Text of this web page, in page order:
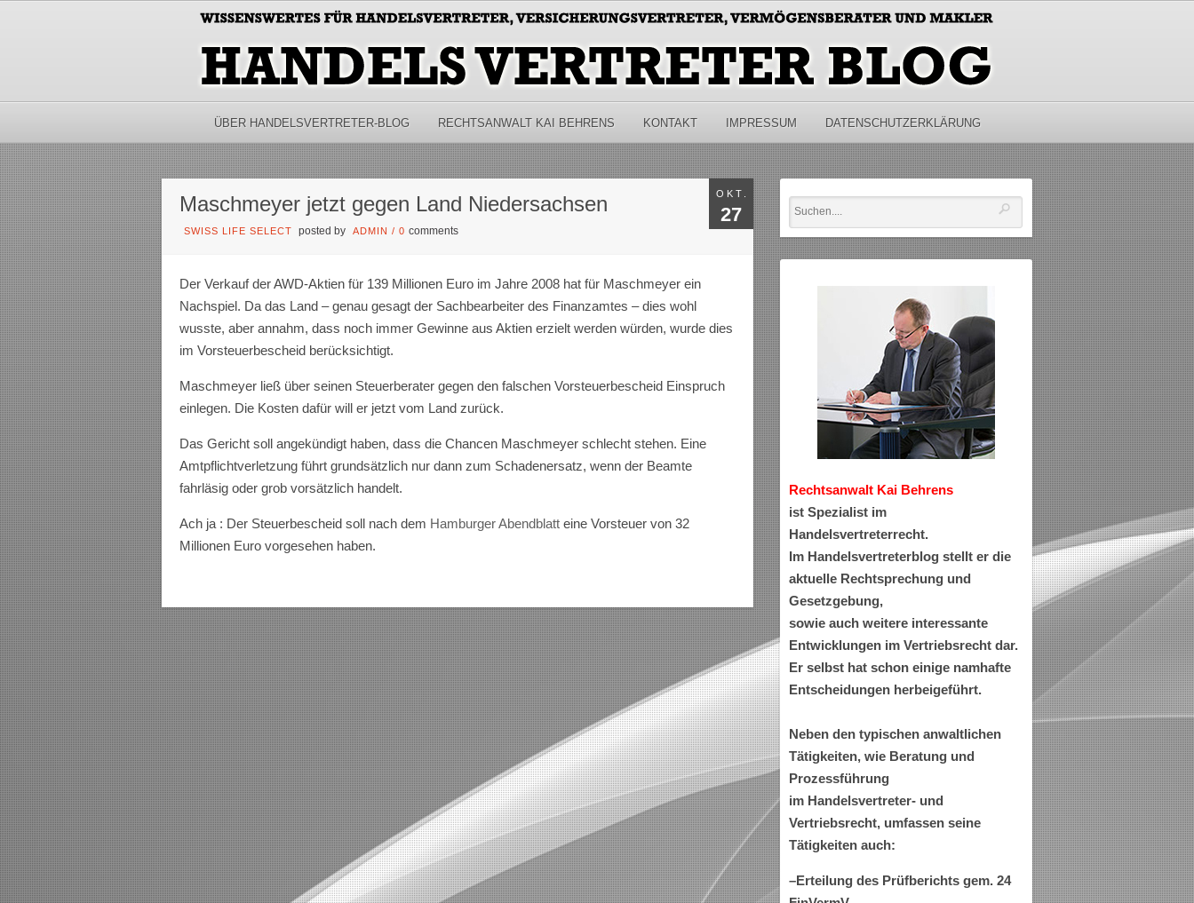
ÜBER HANDELSVERTRETER-BLOG RECHTSANWALT KAI BEHRENS KONTAKT IMPRESSUM DATENSCHUTZERKLÄRUNG
OKT.
27
Maschmeyer jetzt gegen Land Niedersachsen
SWISS LIFE SELECT posted by ADMIN /0comments
Der Verkauf der AWD-Aktien für 139 Millionen Euro im Jahre 2008 hat für Maschmeyer ein
Nachspiel. Da das Land – genau gesagt der Sachbearbeiter des Finanzamtes – dies wohl
wusste, aber annahm, dass noch immer Gewinne aus Aktien erzielt werden würden, wurde dies
im Vorsteuerbescheid berücksichtigt.
Maschmeyer ließ über seinen Steuerberater gegen den falschen Vorsteuerbescheid Einspruch
einlegen. Die Kosten dafür will er jetzt vom Land zurück.
Das Gericht soll angekündigt haben, dass die Chancen Maschmeyer schlecht stehen. Eine
Amtpflichtverletzung führt grundsätzlich nur dann zum Schadenersatz, wenn der Beamte
fahrläsig oder grob vorsätzlich handelt.
Ach ja : Der Steuerbescheid soll nach dem Hamburger Abendblatt eine Vorsteuer von 32
Millionen Euro vorgesehen haben.
Rechtsanwalt Kai Behrens
ist Spezialist im
Handelsvertreterrecht.
Im Handelsvertreterblog stellt er die
aktuelle Rechtsprechung und
Gesetzgebung,
sowie auch weitere interessante
Entwicklungen im Vertriebsrecht dar.
Er selbst hat schon einige namhafte
Entscheidungen herbeigeführt.
Neben den typischen anwaltlichen
Tätigkeiten, wie Beratung und
Prozessführung
im Handelsvertreter- und
Vertriebsrecht, umfassen seine
Tätigkeiten auch:
–Erteilung des Prüfberichts gem. 24